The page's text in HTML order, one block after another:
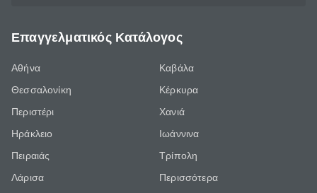
Επαγγελματικός Κατάλογος
Αθήνα
Θεσσαλονίκη
Περιστέρι
Ηράκλειο
Πειραιάς
Λάρισα
Καβάλα
Κέρκυρα
Χανιά
Ιωάννινα
Τρίπολη
Περισσότερα